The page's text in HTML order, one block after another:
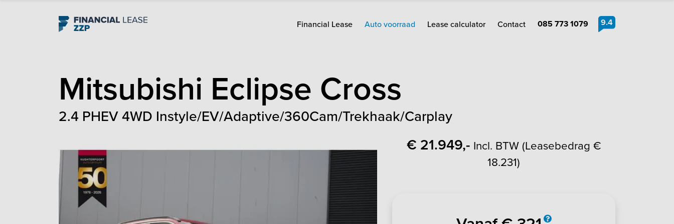
Navigation 9.4
Financial Lease Auto voorraad Lease calculator Contact 085 773 1079
Mitsubishi Eclipse Cross
2.4 PHEV 4WD Instyle/EV/Adaptive/360Cam/Trekhaak/Carplay
€ 21.949,- Incl. BTW (Leasebedrag €
18.231)